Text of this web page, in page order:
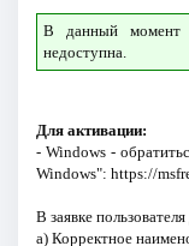
В данный момент
недоступна.
Для активации:
- Windows -
Windows": https://
В заявке
а) Корректное